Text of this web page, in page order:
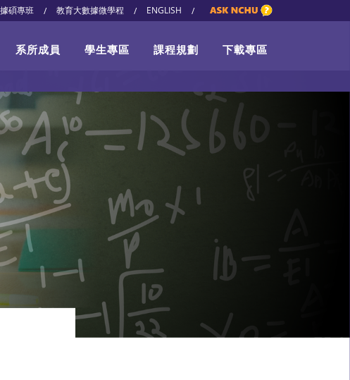
碩專班 / 教育大數據微學程 / ENGLISH /
系所成員 學生專區 課程規劃 下載專區